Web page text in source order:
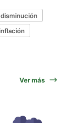
disminución
inflación
Ver más